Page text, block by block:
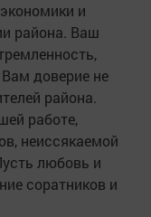
и
района. Ваш
Вам доверие не
района.
работе,
неиссякаемой
любовь и
соратников и